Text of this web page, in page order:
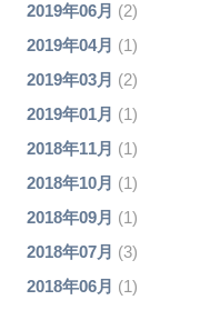
2019年06月 (2)
2019年04月 (1)
2019年03月 (2)
2019年01月 (1)
2018年11月 (1)
2018年10月 (1)
2018年09月 (1)
2018年07月 (3)
2018年06月 (1)